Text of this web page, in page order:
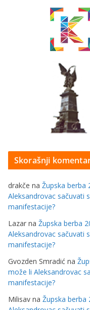
Skorašnji
drakče na Župska berba
Aleksandrovac sačuvati
manifestacije?
Lazar na Župska berba
Aleksandrovac sačuvati
manifestacije?
Gvozden Smradić na
može li Aleksandrovac
manifestacije?
Milisav na Župska berba